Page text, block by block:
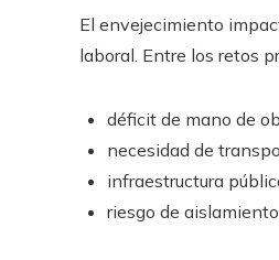
El envejecimiento
laboral. Entre los retos
déficit de mano de
necesidad de
infraestructura
riesgo de